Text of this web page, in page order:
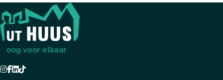
Terug naar de startpagina
oog voor elkaar
Instagram
Facebook
LinkedIn
TikTok
YouTube